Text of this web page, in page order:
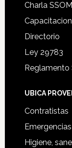
Charla
Directorio
Ley 29783
Reglamento
UBICA
Contratistas
Emergencias
Higiene,